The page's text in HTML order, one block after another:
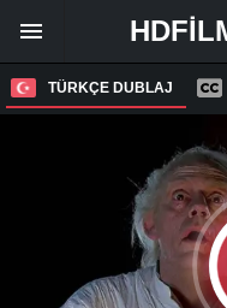
TÜRKÇE DUBLAJ